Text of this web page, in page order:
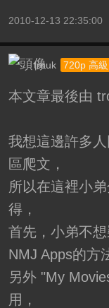
2010-12-13 22:35:00
trouk 720p 高級
本文章最後由
我想這邊許多
區爬文，
所以在這裡小
得，
首先，小弟不
NMJ Apps的方
另外 "My
用，